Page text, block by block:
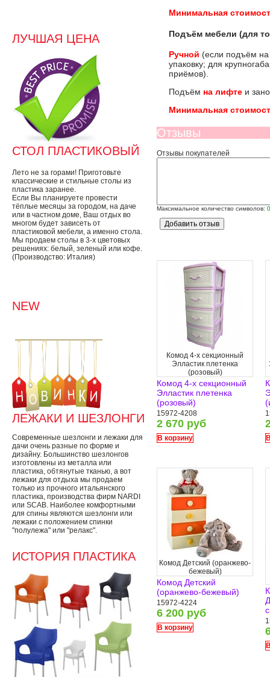
ЛУЧШАЯ ЦЕНА
СТОЛ ПЛАСТИКОВЫЙ
Лето не за горами! Приготовьте
классические и стильные столы из
пластика заранее.
Если Вы планируете провести
тёплые месяцы за городом, на даче
или в частном доме, Ваш отдых во
многом будет зависеть от
пластиковой мебели, а именно стола.
Мы продаем столы в 3-х цветовых
решениях: белый, зеленый или кофе.
(Производство: Италия)
NEW
ЛЕЖАКИ И ШЕЗЛОНГИ
Современные шезлонги и лежаки для
дачи очень разные по форме и
дизайну. Большинство шезлонгов
изготовлены из металла или
пластика, обтянутые тканью, а вот
лежаки для отдыха мы продаем
только из прочного итальянского
пластика, производства фирм NARDI
или SCAB. Наиболее комфортными
для спины являются шезлонги или
лежаки с положением спинки
"полулежа" или "релакс".
ИСТОРИЯ ПЛАСТИКА
Минимальная
Подъём мебели (для
Ручной (если подъём
упаковку; для
приёмов).
Подъём на лифте и
Минимальная
Отзывы
Отзывы покупателей
Максимальное количество символов: 0
Комод 4-х секционный
Элластик плетенка
(розовый)
Комод 4-х секционный
Элластик плетенка
(розовый)
15972-4208
2 670 руб
В корзину
Комод Детский (оранжево-
бежевый)
Комод Детский
(оранжево-бежевый)
15972-4224
6 200 руб
В корзину